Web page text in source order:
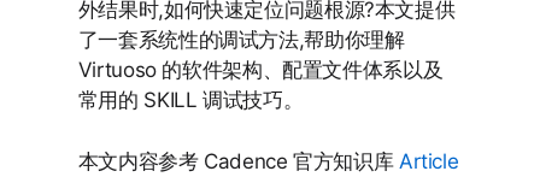
外结果时,如何快速定位问题根源?本文提供
了一套系统性的调试方法,帮助你理解
Virtuoso 的软件架构、配置文件体系以及
常用的 SKILL 调试技巧。
本文内容参考 Cadence 官方知识库 Article